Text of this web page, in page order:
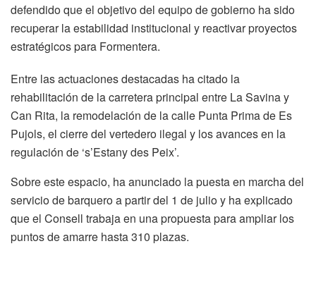
defendido que el objetivo del equipo de gobierno ha sido
recuperar la estabilidad institucional y reactivar proyectos
estratégicos para Formentera.
Entre las actuaciones destacadas ha citado la
rehabilitación de la carretera principal entre La Savina y
Can Rita, la remodelación de la calle Punta Prima de Es
Pujols, el cierre del vertedero ilegal y los avances en la
regulación de ‘s’Estany des Peix’.
Sobre este espacio, ha anunciado la puesta en marcha del
servicio de barquero a partir del 1 de julio y ha explicado
que el Consell trabaja en una propuesta para ampliar los
puntos de amarre hasta 310 plazas.